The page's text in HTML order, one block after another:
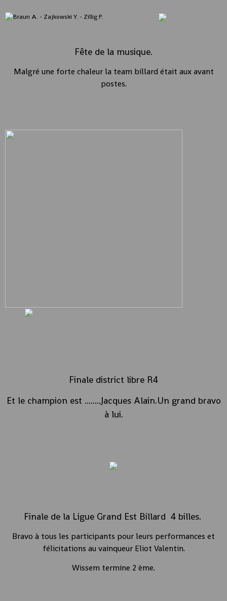
Fête de la musique.
Malgré une forte chaleur la team billard était aux avant
postes.
Finale district libre R4
Et le champion est ........Jacques Alain.Un grand bravo
à lui.
Finale de la Ligue Grand Est Billard 4 billes.
Bravo à tous les participants pour leurs performances et
félicitations au vainqueur Eliot Valentin.
Wissem termine 2 ème.